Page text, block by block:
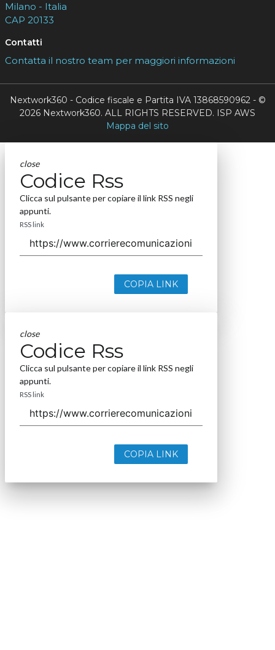
Milano - Italia
CAP 20133
Contatti
Contatta il nostro team per maggiori informazioni
Nextwork360 - Codice fiscale e Partita IVA 13868590962 - ©
2026 Nextwork360. ALL RIGHTS RESERVED. ISP AWS
Mappa del sito
close
Codice Rss
Clicca sul pulsante per copiare il link RSS negli
appunti.
RSS link
COPIA LINK
close
Codice Rss
Clicca sul pulsante per copiare il link RSS negli
appunti.
RSS link
COPIA LINK